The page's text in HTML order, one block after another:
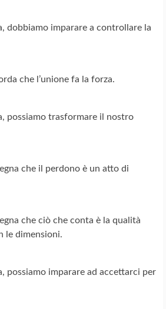
dobbiamo imparare a controllare la
che l’unione fa la forza.
possiamo trasformare il nostro
che il perdono è un atto di
che ciò che conta è la qualità
le dimensioni.
possiamo imparare ad accettarci per